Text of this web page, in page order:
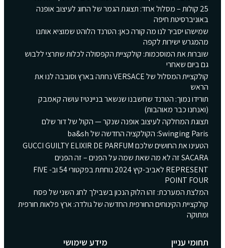
25 קולות – מסלול אחד: תצוגת הגמר של החוג לעיצוב אופנה
באוניברסיטת חיפה
שמישהו יסביר לנו מה קורה כאן: הטרנד הלוהט שמוציא אותנו
מהמגרש ישירות לקפה
שוברות את המוסכמות: קולקציית הקפסולה לכלות שתרצי ללבוש
גם ביום שאחרי
קולקציית המסלול של VERSACE נחתה בארץ וסובבה לנו את
הראש
תורידו נמוך: הטרנד שחשבנו שנשאר בניינטיז עושה קאמבק
(ואנחנו כבר מאוהבות)
תצוגת המחלקה לעיצוב אופנה שנקר — הקול של דור שלם
Swinging Paris: הקולקציה החדשה של ba&sh
הטעינו את החושים שלכם GUCCI GUILTY ELIXIR DE PARFUM
SACARA זה לא מה שאת שמה על הפנים – זה הפנים
REPRESENT לאביב-קיץ 2024 נוחתת בפקטורי 54 וב- FIVE
POINT FOUR
המלצת המערכת: זהו הלוק הנכון בשבילך לחג השני של פסח
קולקציית הקינוחים החורפית החדשה של גולדה: ארץ פלאות חורפית
ומתוקה
תחומי עניין מידע שימושי